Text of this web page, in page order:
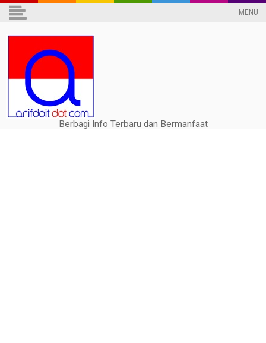
MENU
Berbagi Info Terbaru dan Bermanfaat